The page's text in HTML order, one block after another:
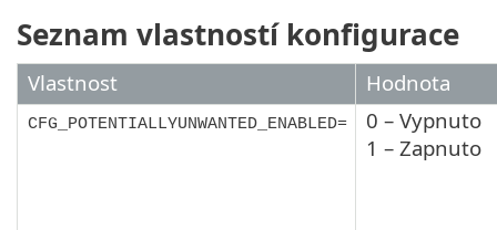
Seznam vlastností konfigurace
Vlastnost Hodnota
CFG_POTENTIALLYUNWANTED_ENABLED=
0 – Vypnuto
1 – Zapnuto